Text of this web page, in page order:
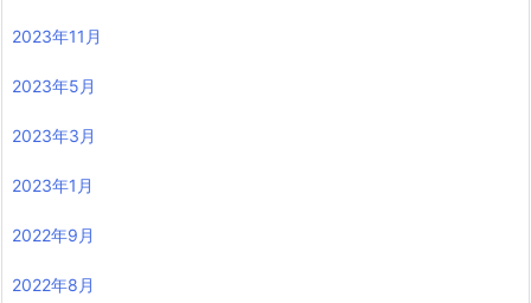
2023年11月
2023年5月
2023年3月
2023年1月
2022年9月
2022年8月